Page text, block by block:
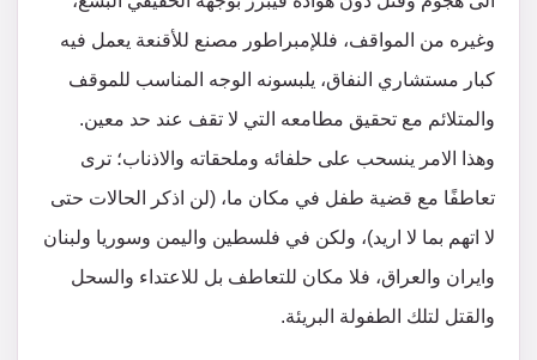
وغيره من المواقف، فللإمبراطور مصنع للأقنعة يعمل فيه
كبار مستشاري النفاق، يلبسونه الوجه المناسب للموقف
والمتلائم مع تحقيق مطامعه التي لا تقف عند حد معين.
وهذا الامر ينسحب على حلفائه وملحقاته والاذناب؛ ترى
تعاطفًا مع قضية طفل في مكان ما، (لن اذكر الحالات حتى
لا اتهم بما لا اريد)، ولكن في فلسطين واليمن وسوريا ولبنان
وايران والعراق، فلا مكان للتعاطف بل للاعتداء والسحل
والقتل لتلك الطفولة البريئة.